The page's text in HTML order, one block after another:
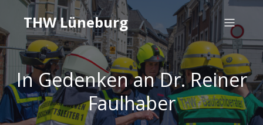
THW Lüneburg
In Gedenken an Dr. Reiner
Faulhaber